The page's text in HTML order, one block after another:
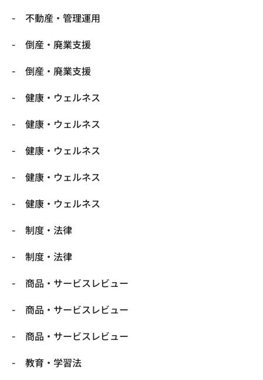
不動産・管理運用
倒産・廃業支援
倒産・廃業支援
健康・ウェルネス
健康・ウェルネス
健康・ウェルネス
健康・ウェルネス
健康・ウェルネス
制度・法律
制度・法律
商品・サービスレビュー
商品・サービスレビュー
商品・サービスレビュー
教育・学習法